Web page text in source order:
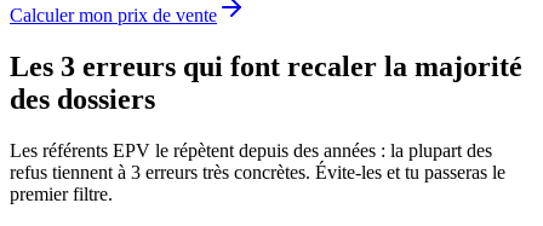
Calculer mon prix de vente
Les 3 erreurs qui font recaler la majorité
des dossiers
Les référents EPV le répètent depuis des années : la plupart des
refus tiennent à 3 erreurs très concrètes. Évite-les et tu passeras le
premier filtre.